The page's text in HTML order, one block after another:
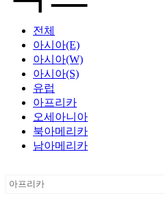
전체
아시아(E)
아시아(W)
아시아(S)
유럽
아프리카
오세아니아
북아메리카
남아메리카